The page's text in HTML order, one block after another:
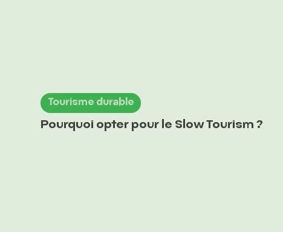
Tourisme durable
Pourquoi opter pour le Slow Tourism ?